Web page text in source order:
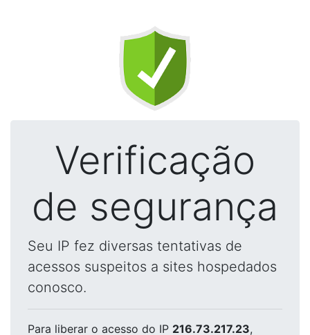
Verificação
de segurança
Seu IP fez diversas tentativas de
acessos suspeitos a sites hospedados
conosco.
Para liberar o acesso do IP 216.73.217.23,